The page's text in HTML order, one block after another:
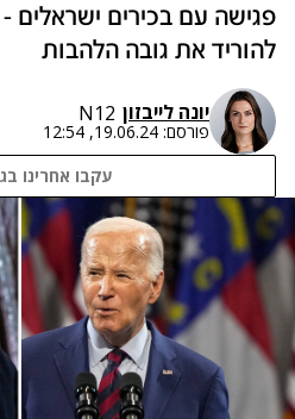
פגישה עם בכירים ישראלים
להוריד את גובה הלהבות
יונה לייבזון N12
פורסם: 19.06.24, 12:54
עקבו אחרינו